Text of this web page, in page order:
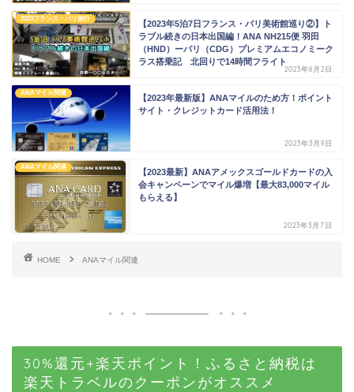
2023フランス・パリ旅行
【2023年5泊7日フランス・パリ美術館巡り②】ト
ラブル続きの日本出国編！ANA NH215便 羽田
（HND）ーパリ（CDG）プレミアムエコノミーク
ラス搭乗記 北回りで14時間フライト
2023年6月2日
ANAマイル関連
【2023年最新版】ANAマイルのため方！ポイント
サイト・クレジットカード活用法！
2023年3月9日
ANAマイル関連
【2023最新】ANAアメックスゴールドカードの入
会キャンペーンでマイル爆増【最大83,000マイル
もらえる】
2023年3月7日
HOME ANAマイル関連
30%還元+楽天ポイント！ふるさと納税は
楽天トラベルのクーポンがオススメ